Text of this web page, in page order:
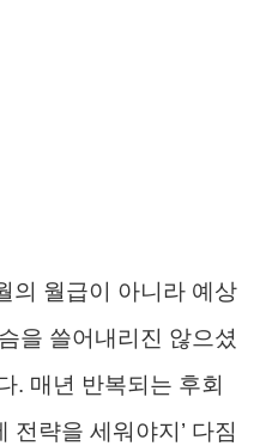
의 월급이 아니라 예상
을 쓸어내리진 않으셨
. 매년 반복되는 후회
전략을 세워야지’ 다짐